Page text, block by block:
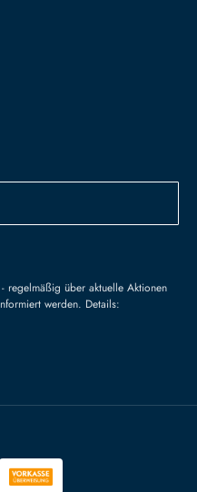
regelmäßig über aktuelle Aktionen
werden. Details: